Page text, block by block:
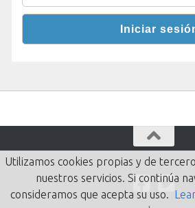
Utilizamos cookies propias y de
nuestros servicios. Si continúa
consideramos que acepta su uso.